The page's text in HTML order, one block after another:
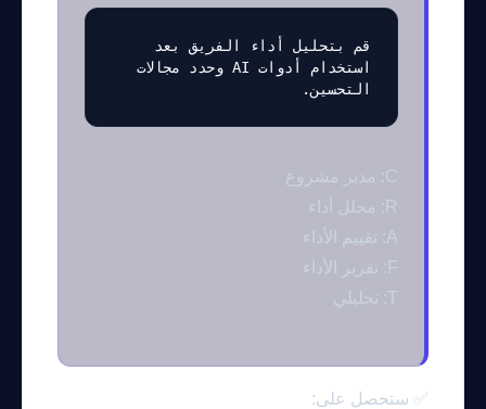
التحسين.
C: مدير مشروع
R: محلل أداء
A: تقييم الأداء
F: تقرير الأداء
T: تحليلي
✅ ستحصل على: